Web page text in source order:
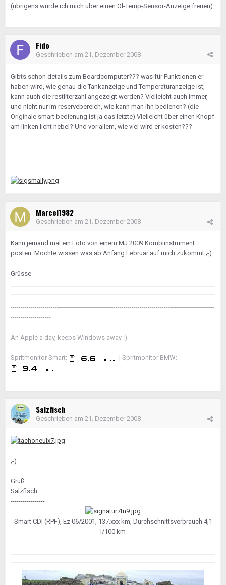
(übrigens würde ich mich über einen Öl-Temp-Sensor-Anzeige freuen)
Fido
Geschrieben am 21. Dezember 2008
Gibts schon details zum Boardcomputer??? was für Funktionen er
haben wird, wie genau die Tankanzeige und Temperaturanzeige ist,
kann auch die restliterzahl angezeigt werden? Vielleicht auch immer,
und nicht nur im reservebereich, wie kann man ihn bedienen? (die
Originale smart bedienung ist ja das letzte) Vielleicht über einen Knopf
am linken licht hebel? Und vor allem, wie viel wird er kosten???
Marcel1982
Geschrieben am 21. Dezember 2008
Kann jemand mal ein Foto von einem MJ 2009 Kombiinstrument
posten. Möchte wissen was ab Anfang Februar auf mich zukommt ;-)
Grüsse
-----------------------------------------------------------------------------------------------------
--------------------
An Apple a day, keeps Windows away :)
Spritmonitor Smart: | Spritmonitor BMW:
Salzfisch
Geschrieben am 21. Dezember 2008
;-)
Gruß
Salzfisch
-----------------
Smart CDI (RPF), Ez 06/2001, 137.xxx km, Durchschnittsverbrauch 4,1
l/100 km